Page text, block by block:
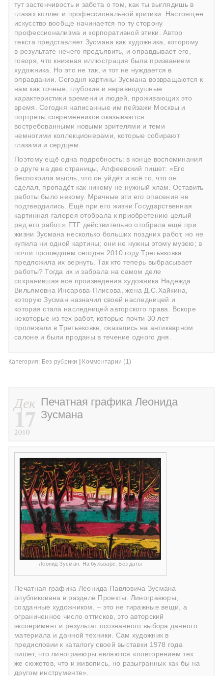
тут застенчивость и забота о том, как ты выглядишь в
глазах коллег и профессиональной критики. Настоящее
искусство вообще начинается по ту сторону
профессионализма и корпоративной этики. Автор
текста представляет Зусмана как художника, которому
в результате нечего предъявить, и оправдывает его,
говоря, что книжная иллюстрация была призванием
художника. Но это не так, и тот не нуждается в
оправдании. Сегодня картины Зусмана возвращаются к
нам как точные, глубокие и неравнодушные
характеристики времени и людей, проживающих это
время. Сегодня написанные им пейзажи Москвы и
портреты современников оказываются
востребованными новыми зрителями и теми
немногими коллекционерами, которые собирают
глазами и сердцем.
Поэтому ещё одна подробность: в конце воспоминания
о друге на две страницы, Алфеевский пишет: «Его
беспокоила мысль, что он уйдёт и всё то, что он
сделал, пропадёт как никому не нужный хлам. Оставить
работы было некому. Мрачные эти его опасения не
подтвердились. Ещё при его жизни Государственная
картинная галерея отобрала к приобретению целый
ряд его работ.» ГТГ действительно отобрала ещё при
жизни Зусмана несколько больших поздних работ, но не
купила ни одной картины; они не нужны этому музею; в
почти прошедшем сегодня 2010 году Третьяковка
предложила их вернуть. Так кто теперь выбрасывает
работы? Тогда их и забрала на самом деле
сохранившая все произведения художника Надежда
Вильямовна Инсарова-Плисова, жена Д.С.Хайкина,
которую Зусман назначил своей наследницей и
которая стала наследницей авторского права. Вскоре
некоторые из тех работ, которые почти 30 лет
пролежали в Третьяковке, оказались на антикварном
салоне и были проданы в течение одного дня.
Категория: Без рубрики | Комментарии (1)
Дек
17
2010
Печатная графика Леонида
Зусмана
Леонид Зусман. На бульваре, Без даты
Печатная графика Леонида Павловича Зусмана
опубликована в разделе Проекты. Линогравюры,
созданные художником, – это не тиражные вещи, а
ограниченное число оттисков, это авторский
эксперимент и результат осознанного выбора данного
материала и данной техники. Сам художник в
предисловии к каталогу своей выставки 1978 года
пишет, что линогравюры являются «повторением тех
же сюжетов, что и живопись, но разыгранных как бы на
другом инструменте».